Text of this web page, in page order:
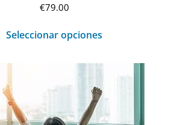
€79.00
Seleccionar opciones